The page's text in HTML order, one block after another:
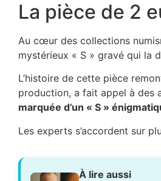
La pièce de 2
Au cœur des collections
mystérieux « S » gravé qui la
L’histoire de cette pièce
production, a fait appel à des
marquée d’un « S »
Les experts s’accordent sur
À lire aussi